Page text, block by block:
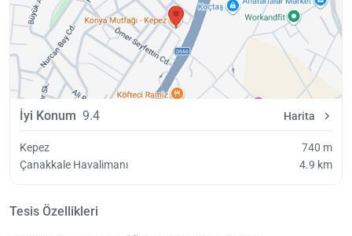
İyi Konum 9.4 Harita
Kepez
740 m
Çanakkale Havalimanı
4.9 km
Tesis Özellikleri